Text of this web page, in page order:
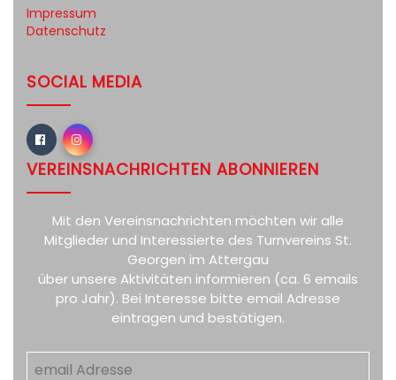
Impressum
Datenschutz
SOCIAL MEDIA
VEREINSNACHRICHTEN ABONNIEREN
Mit den Vereinsnachrichten möchten wir alle
Mitglieder und Interessierte des Turnvereins St.
Georgen im Attergau
über unsere Aktivitäten informieren (ca. 6 emails
pro Jahr). Bei Interesse bitte email Adresse
eintragen und bestätigen.